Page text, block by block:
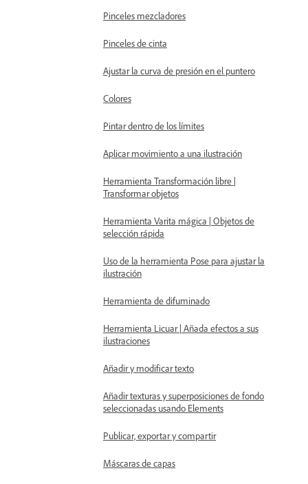
Pinceles mezcladores
Pinceles de cinta
Ajustar la curva de presión en el puntero
Colores
Pintar dentro de los límites
Aplicar movimiento a una ilustración
Herramienta Transformación libre |
Transformar objetos
Herramienta Varita mágica | Objetos de
selección rápida
Uso de la herramienta Pose para ajustar la
ilustración
Herramienta de difuminado
Herramienta Licuar | Añada efectos a sus
ilustraciones
Añadir y modificar texto
Añadir texturas y superposiciones de fondo
seleccionadas usando Elements
Publicar, exportar y compartir
Máscaras de capas